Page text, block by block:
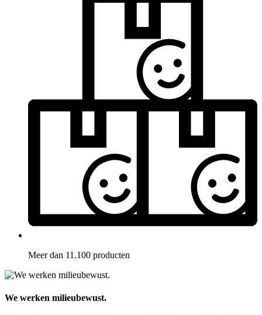
Meer dan 11.100 producten
We werken milieubewust.